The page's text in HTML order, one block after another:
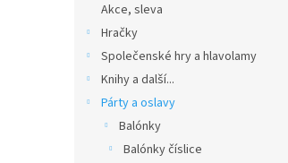
Akce, sleva
Hračky
Společenské hry a hlavolamy
Knihy a další...
Párty a oslavy
Balónky
Balónky číslice